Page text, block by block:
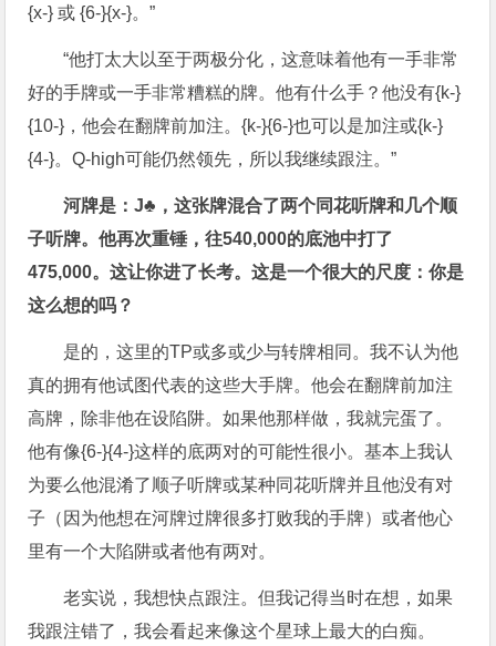
{x-} 或 {6-}{x-}。”
“他打太大以至于两极分化，这意味着他有一手非常
好的手牌或一手非常糟糕的牌。他有什么手？他没有{k-}
{10-}，他会在翻牌前加注。{k-}{6-}也可以是加注或{k-}
{4-}。Q-high可能仍然领先，所以我继续跟注。”
河牌是：J♣，这张牌混合了两个同花听牌和几个顺
子听牌。他再次重锤，往540,000的底池中打了
475,000。这让你进了长考。这是一个很大的尺度：你是
这么想的吗？
是的，这里的TP或多或少与转牌相同。我不认为他
真的拥有他试图代表的这些大手牌。他会在翻牌前加注
高牌，除非他在设陷阱。如果他那样做，我就完蛋了。
他有像{6-}{4-}这样的底两对的可能性很小。基本上我认
为要么他混淆了顺子听牌或某种同花听牌并且他没有对
子（因为他想在河牌过牌很多打败我的手牌）或者他心
里有一个大陷阱或者他有两对。
老实说，我想快点跟注。但我记得当时在想，如果
我跟注错了，我会看起来像这个星球上最大的白痴。